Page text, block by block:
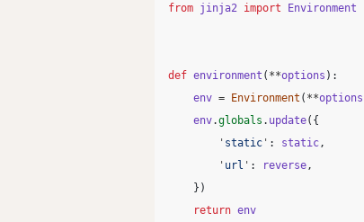
from jinja2 import Environment
def environment ( **options ):
env = Environment ( **options
env.globals . update({
' static ' : static,
' url ' : reverse,
})
return env